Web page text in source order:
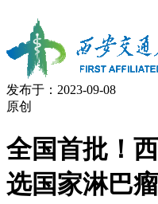
发布于：2023-09-08
原创
全国首批！
选国家淋巴